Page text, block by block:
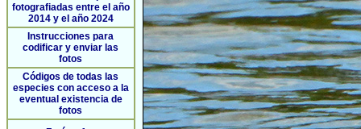
fotografiadas entre el año
2014 y el año 2024
Instrucciones para
codificar y enviar las
fotos
Códigos de todas las
especies con acceso a la
eventual existencia de
fotos